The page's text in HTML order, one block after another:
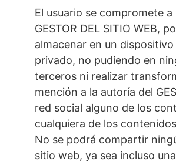
El usuario se compromete
GESTOR DEL SITIO WEB,
almacenar en un
privado, no pudiendo en
terceros ni realizar
mención a la autoría del
red social alguno de los
cualquiera de los
No se podrá compartir
sitio web, ya sea incluso